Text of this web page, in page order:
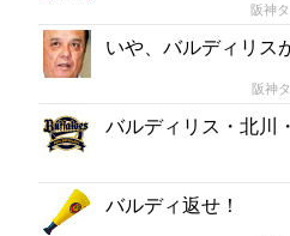
阪神タ
いや、バルディリス
阪神
バルディリス・北川
バルディ返せ！